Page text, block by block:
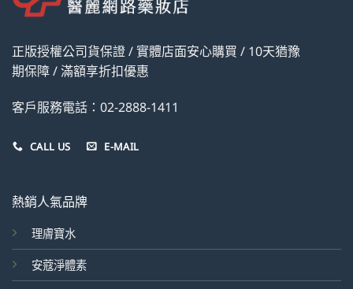
正版授權公司貨保證 / 實體店面安心購買 / 10天猶豫
期保障 / 滿額享折扣優惠
客戶服務電話：02-2888-1411
CALL US E-MAIL
熱銷人氣品牌
理膚寶水
安蔻淨體素